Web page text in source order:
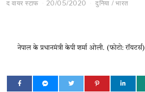
द वायर स्टाफ 20/05/2020 दुनिया / भारत
नेपाल के प्रधानमंत्री केपी शर्मा ओली. (फोटो: रॉयटर्स)